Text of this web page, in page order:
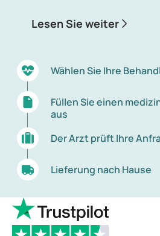
Lesen Sie weiter
Wählen Sie Ihre
Füllen Sie einen
aus
Der Arzt prüft Ihre
Lieferung nach Hause